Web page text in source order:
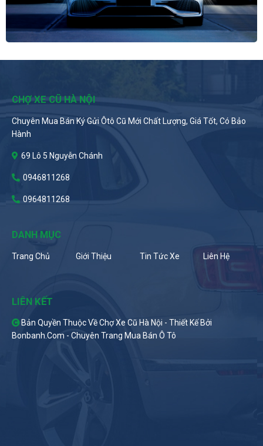
CHỢ XE CŨ HÀ NỘI
Chuyên Mua Bán Ký Gửi Ôtô Cũ Mới Chất Lượng, Giá Tốt, Có Bảo
Hành
69 Lô 5 Nguyễn Chánh
0946811268
0964811268
DANH MỤC
Trang Chủ Giới Thiệu Tin Tức Xe Liên Hệ
LIÊN KẾT
Bản Quyền Thuộc Về Chợ Xe Cũ Hà Nội - Thiết Kế Bởi
Bonbanh.com - Chuyên Trang Mua Bán Ô Tô